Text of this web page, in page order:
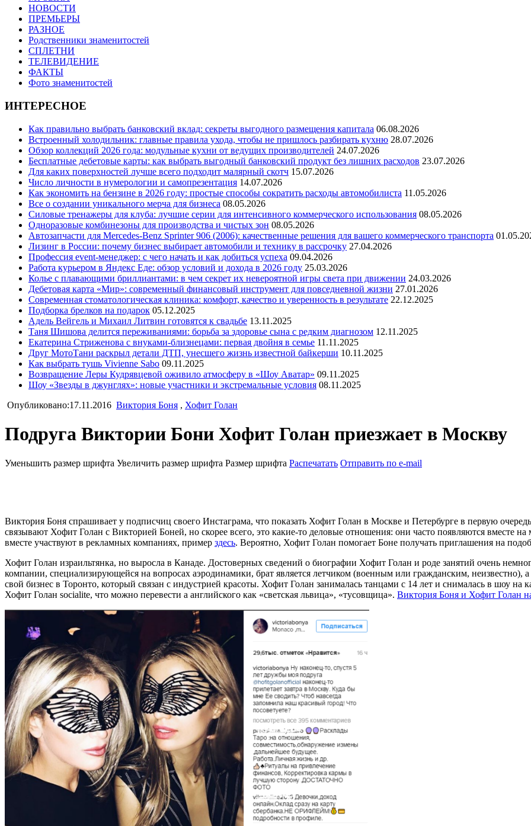
НОВОСТИ
ПРЕМЬЕРЫ
РАЗНОЕ
Родственники знаменитостей
СПЛЕТНИ
ТЕЛЕВИДЕНИЕ
ФАКТЫ
Фото знаменитостей
ИНТЕРЕСНОЕ
Как правильно выбрать банковский вклад: секреты выгодного размещения капитала 06.08.2026
Встроенный холодильник: главные правила ухода, чтобы не пришлось разбирать кухню 28.07.2026
Обзор коллекций 2026 года: модульные кухни от ведущих производителей 24.07.2026
Бесплатные дебетовые карты: как выбрать выгодный банковский продукт без лишних расходов 23.07.2026
Для каких поверхностей лучше всего подходит малярный скотч 15.07.2026
Число личности в нумерологии и самопрезентация 14.07.2026
Как экономить на бензине в 2026 году: простые способы сократить расходы автомобилиста 11.05.2026
Все о создании уникального мерча для бизнеса 08.05.2026
Силовые тренажеры для клуба: лучшие серии для интенсивного коммерческого использования 08.05.2026
Одноразовые комбинезоны для производства и чистых зон 08.05.2026
Автозапчасти для Mercedes-Benz Sprinter 906 (2006): качественные решения для вашего коммерческого транспорта
Лизинг в России: почему бизнес выбирает автомобили и технику в рассрочку 27.04.2026
Профессия event-менеджер: с чего начать и как добиться успеха 09.04.2026
Работа курьером в Яндекс Еде: обзор условий и дохода в 2026 году 25.03.2026
Колье с плавающими бриллиантами: в чем секрет их невероятной игры света при движении 24.03.2026
Дебетовая карта «Мир»: современный финансовый инструмент для повседневной жизни 27.01.2026
Современная стоматологическая клиника: комфорт, качество и уверенность в результате 22.12.2025
Подборка брелков на подарок 05.12.2025
Адель Вейгель и Михаил Литвин готовятся к свадьбе 13.11.2025
Таня Шишова делится переживаниями: борьба за здоровье сына с редким диагнозом 12.11.2025
Екатерина Стриженова с внуками-близнецами: первая двойня в семье 11.11.2025
Друг МотоТани раскрыл детали ДТП, унесшего жизнь известной байкерши 10.11.2025
Как выбрать тушь Vivienne Sabo 09.11.2025
Возвращение Леры Кудрявцевой оживило атмосферу в «Шоу Аватар» 09.11.2025
Шоу «Звезды в джунглях»: новые участники и экстремальные условия 08.11.2025
Опубликовано:17.11.2016 Виктория Боня , Хофит Голан
Подруга Виктории Бони Хофит Голан приезжает в Москву
Уменьшить размер шрифта Увеличить размер шрифта Размер шрифта Распечатать Отправить по e-mail
Виктория Боня спрашивает у подписчиц своего Инстаграма, что показать Хофит Голан в Москве и Петербурге в первую
связывают Хофит Голан с Викторией Боней, но скорее всего, это какие-то деловые отношения: они часто появляются вместе
вместе участвуют в рекламных компаниях, пример здесь. Вероятно, Хофит Голан помогает Боне получать приглашения на
Хофит Голан израильтянка, но выросла в Канаде. Достоверных сведений о биографии Хофит Голан и роде занятий очень
компании, специализирующейся на вопросах аэродинамики, брат является летчиком (военным или гражданским,
свой бизнес в Торонто, который связан с индустрией красоты. Хофит Голан занималась танцами с 14 лет и снималась в шоу на
Хофит Голан socialite, что можно перевести а английского как «светская львица», «тусовщица». Виктория Боня и Хофит Голан